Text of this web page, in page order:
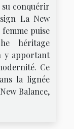
conquérir
La New
puise
héritage
y apportant
Ce
la lignée
Balance,